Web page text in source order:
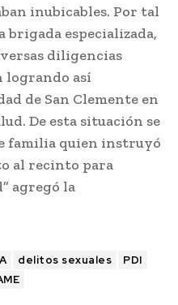
inubicables. Por tal
especializada,
diligencias
logrando así
de San Clemente en
De esta situación se
familia quien instruyó
al recinto para
agregó la
delitos sexuales
PDI